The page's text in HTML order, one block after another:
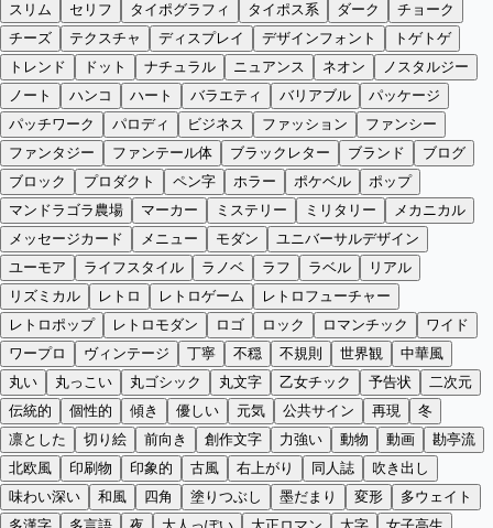
スリム
セリフ タイポグラフィ タイポス系 ダーク
チョーク
チーズ
テクスチャ ディスプレイ デザインフォント
トゲトゲ
トレンド
ドット ナチュラル ニュアンス ネオン
ノスタルジー
ノート
ハンコ ハート バラエティ バリアブル
パッケージ
パッチワーク
パロディ ビジネス ファッション
ファンシー
ファンタジー
ファンテール体 ブラックレター ブランド
ブログ
ブロック
プロダクト ペン字 ホラー ポケベル
ポップ
マンドラゴラ農場
マーカー ミステリー ミリタリー
メカニカル
メッセージカード
メニュー モダン
ユニバーサルデザイン
ユーモア
ライフスタイル ラノベ ラフ ラベル
リアル
リズミカル
レトロ レトロゲーム
レトロフューチャー
レトロポップ
レトロモダン ロゴ ロック ロマンチック
ワイド
ワープロ
ヴィンテージ 丁寧 不穏 不規則 世界観
中華風
丸い
丸っこい 丸ゴシック 丸文字 乙女チック 予告状
二次元
伝統的
個性的 傾き 優しい 元気 公共サイン 再現
冬
凛とした
切り絵 前向き 創作文字 力強い 動物 動画
勘亭流
北欧風
印刷物 印象的 古風 右上がり 同人誌
吹き出し
味わい深い
和風 四角 塗りつぶし 墨だまり 変形
多ウェイト